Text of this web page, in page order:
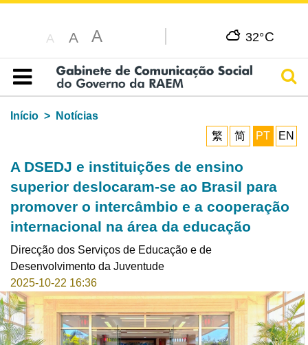
A A A 32°C
Índice
Início
Notícias
繁
简 PT EN
A DSEDJ e instituições de ensino
superior deslocaram-se ao Brasil para
promover o intercâmbio e a cooperação
internacional na área da educação
Direcção dos Serviços de Educação e de
Desenvolvimento da Juventude
2025-10-22 16:36